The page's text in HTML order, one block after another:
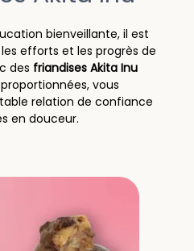
bienveillante, il est
efforts et les progrès de
des friandises Akita Inu
vous
relation de confiance
en douceur.